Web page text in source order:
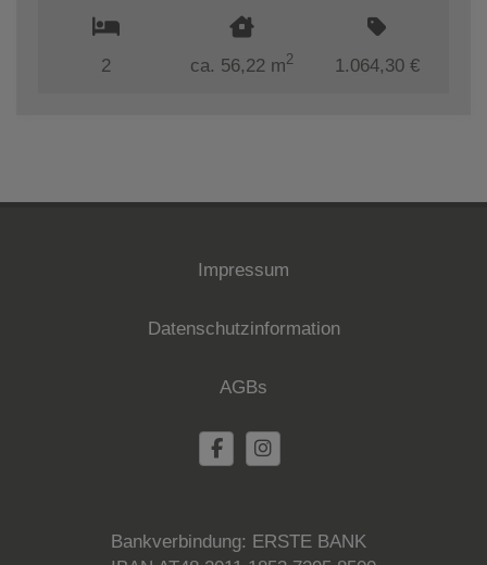
2 ca. 56,22 m2 1.064,30 €
Impressum
Datenschutzinformation
AGBs
Bankverbindung: ERSTE BANK